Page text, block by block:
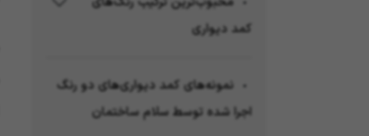
کمد دیواری
نمونه‌های کمد دیواری‌های دو رنگ
اجرا شده توسط سلام ساختمان